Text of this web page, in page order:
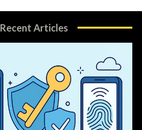
Recent Articles